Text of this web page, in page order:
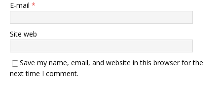
E-mail *
Site web
Save my name, email, and website in this browser for the
next time I comment.